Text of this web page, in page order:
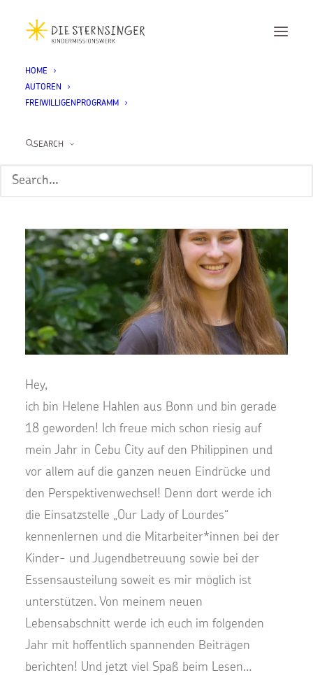
HOME
AUTOREN
FREIWILLIGENPROGRAMM
SEARCH
Helene (Philippinen)
Hey,
ich bin Helene Hahlen aus Bonn und bin gerade
18 geworden! Ich freue mich schon riesig auf
mein Jahr in Cebu City auf den Philippinen und
vor allem auf die ganzen neuen Eindrücke und
den Perspektivenwechsel! Denn dort werde ich
die Einsatzstelle „Our Lady of Lourdes“
kennenlernen und die Mitarbeiter*innen bei der
Kinder- und Jugendbetreuung sowie bei der
Essensausteilung soweit es mir möglich ist
unterstützen. Von meinem neuen
Lebensabschnitt werde ich euch im folgenden
Jahr mit hoffentlich spannenden Beiträgen
berichten! Und jetzt viel Spaß beim Lesen…